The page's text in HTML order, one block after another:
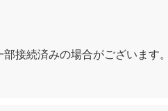
接続済みの場合がございます